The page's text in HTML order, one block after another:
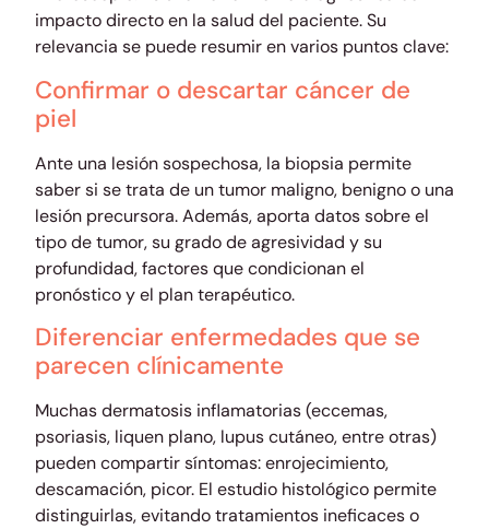
impacto directo en la salud del paciente. Su
relevancia se puede resumir en varios puntos clave:
Confirmar o descartar cáncer de
piel
Ante una lesión sospechosa, la biopsia permite
saber si se trata de un tumor maligno, benigno o una
lesión precursora. Además, aporta datos sobre el
tipo de tumor, su grado de agresividad y su
profundidad, factores que condicionan el
pronóstico y el plan terapéutico.
Diferenciar enfermedades que se
parecen clínicamente
Muchas dermatosis inflamatorias (eccemas,
psoriasis, liquen plano, lupus cutáneo, entre otras)
pueden compartir síntomas: enrojecimiento,
descamación, picor. El estudio histológico permite
distinguirlas, evitando tratamientos ineficaces o